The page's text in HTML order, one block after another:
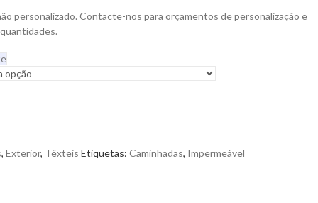
personalizado. Contacte-nos para orçamentos de personalização e
, Exterior, Têxteis Etiquetas: Caminhadas, Impermeável